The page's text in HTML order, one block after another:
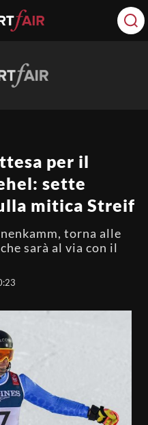
per il
sette
mitica Streif
torna alle
sarà al via con il